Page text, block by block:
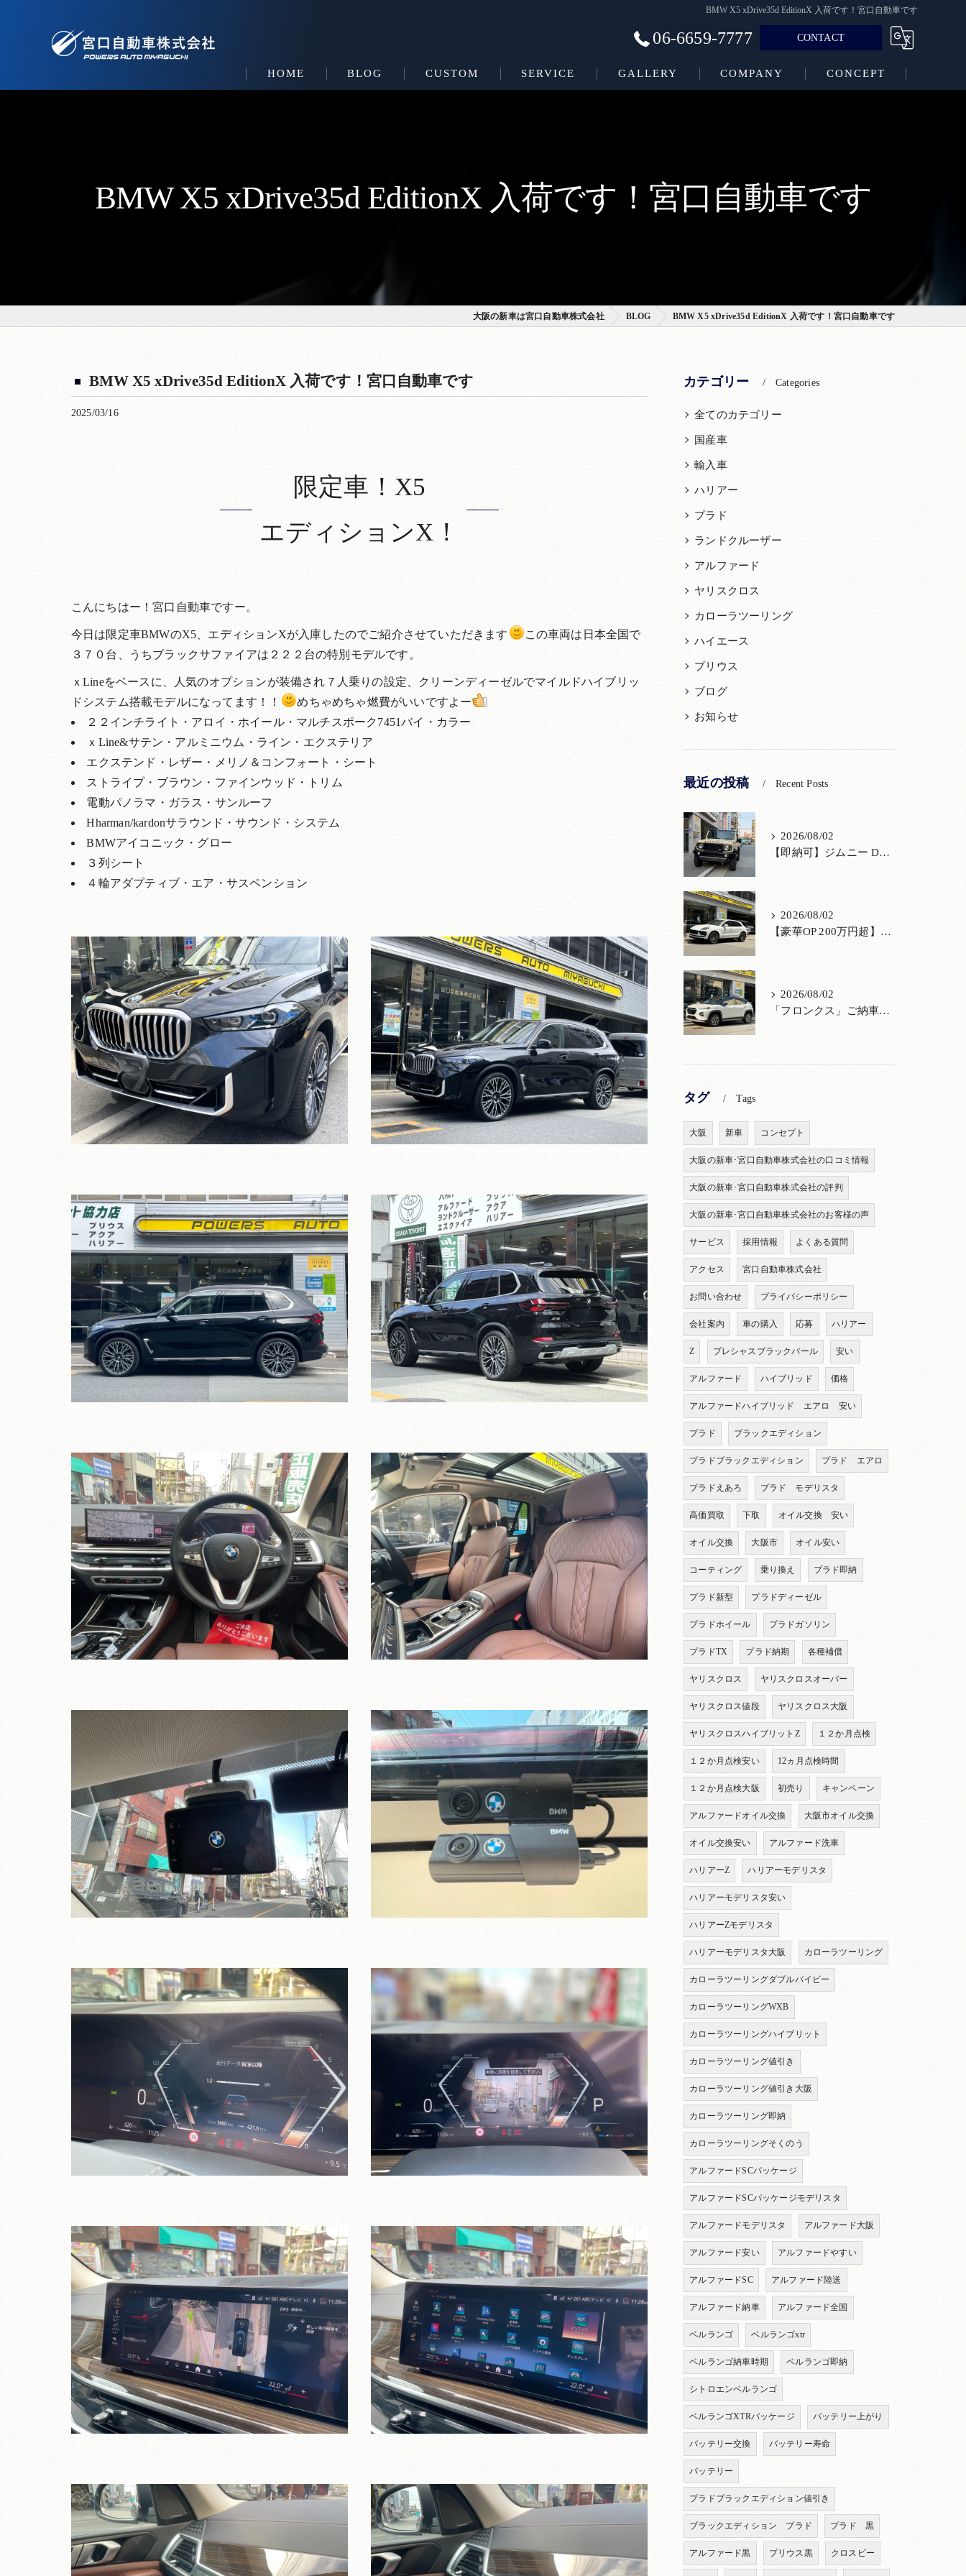
BMW X5 xDrive35d EditionX 入荷です！宮口自動車です
06-6659-7777 CONTACT
HOME BLOG CUSTOM SERVICE GALLERY COMPANY CONCEPT
BMW X5 xDrive35d EditionX 入荷です！宮口自動車です
大阪の新車は宮口自動車株式会社 BLOG BMW X5 xDrive35d EditionX 入荷です！宮口自動車です
BMW X5 xDrive35d EditionX 入荷です！宮口自動車です
2025/03/16
限定車！X5
エディションX！
こんにちはー！宮口自動車ですー。
今日は限定車BMWのX5、エディションXが入庫したのでご紹介させていただきます
この車両は日本全国で
３７０台、うちブラックサファイアは２２２台の特別モデルです。
ｘLineをベースに、人気のオプションが装備され７人乗りの設定、クリーンディーゼルでマイルドハイブリッ
ドシステム搭載モデルになってます！！
めちゃめちゃ燃費がいいですよー
２２インチライト・アロイ・ホイール・マルチスポーク7451バイ・カラー
ｘLine&サテン・アルミニウム・ライン・エクステリア
エクステンド・レザー・メリノ＆コンフォート・シート
ストライプ・ブラウン・ファインウッド・トリム
電動パノラマ・ガラス・サンルーフ
Hharman/kardonサラウンド・サウンド・システム
BMWアイコニック・グロー
３列シート
４輪アダプティブ・エア・サスペンション
カテゴリー Categories
全てのカテゴリー
国産車
輸入車
ハリアー
プラド
ランドクルーザー
アルファード
ヤリスクロス
カローラツーリング
ハイエース
プリウス
ブログ
お知らせ
最近の投稿 Recent Posts
2026/08/02
【即納可】ジムニー DAMD「little D.」コンプリート！登録済未使用車あり
2026/08/02
【豪華OP 200万円超】極上のポルシェ マカンが入荷！注目のオプション装備
2026/08/02
「フロンクス」ご納車！購入からメンテナンス・リコールまで！宮口自動車
タグ Tags
大阪 新車 コンセプト
大阪の新車･宮口自動車株式会社の口コミ情報
大阪の新車･宮口自動車株式会社の評判
大阪の新車･宮口自動車株式会社のお客様の声
サービス 採用情報 よくある質問
アクセス 宮口自動車株式会社
お問い合わせ プライバシーポリシー
会社案内 車の購入 応募 ハリアー
Z プレシャスブラックパール 安い
アルファード ハイブリッド 価格
アルファードハイブリッド エアロ 安い
プラド ブラックエディション
プラドブラックエディション プラド エアロ
プラドえあろ プラド モデリスタ
高価買取 下取 オイル交換 安い
オイル交換 大阪市 オイル安い
コーティング 乗り換え プラド即納
プラド新型 プラドディーゼル
プラドホイール プラドガソリン
プラドTX プラド納期 各種補償
ヤリスクロス ヤリスクロスオーバー
ヤリスクロス値段 ヤリスクロス大阪
ヤリスクロスハイブリットZ １２か月点検
１２か月点検安い 12ヵ月点検時間
１２か月点検大阪 初売り キャンペーン
アルファードオイル交換 大阪市オイル交換
オイル交換安い アルファード洗車
ハリアーZ ハリアーモデリスタ
ハリアーモデリスタ安い
ハリアーZモデリスタ
ハリアーモデリスタ大阪 カローラツーリング
カローラツーリングダブルバイビー
カローラツーリングWXB
カローラツーリングハイブリット
カローラツーリング値引き
カローラツーリング値引き大阪
カローラツーリング即納
カローラツーリングそくのう
アルファードSCパッケージ
アルファードSCパッケージモデリスタ
アルファードモデリスタ アルファード大阪
アルファード安い アルファードやすい
アルファードSC アルファード陸送
アルファード納車 アルファード全国
ベルランゴ ベルランゴxtr
ベルランゴ納車時期 ベルランゴ即納
シトロエンベルランゴ
ベルランゴXTRパッケージ バッテリー上がり
バッテリー交換 バッテリー寿命
バッテリー
プラドブラックエディション値引き
ブラックエディション プラド プラド 黒
アルファード黒 プリウス黒 クロスビー